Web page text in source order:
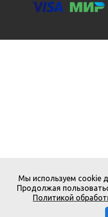
Мы используем cookie
Продолжая
Политикой